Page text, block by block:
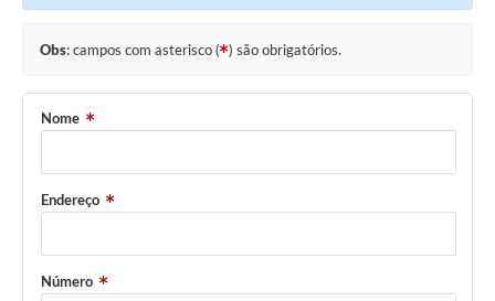
Meio Ambiente
Saúde
A Prefeitura
Tributos
Obs: campos com asterisco ( ) são obrigatórios.
Nome
Endereço
Número